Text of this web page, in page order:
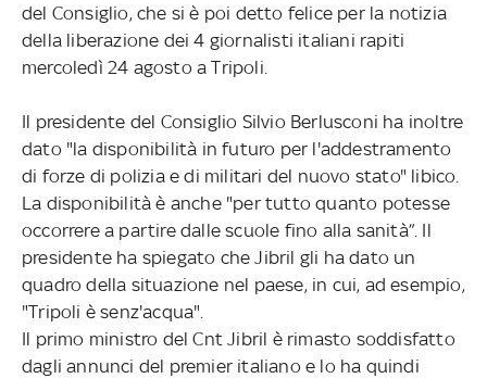
del Consiglio, che si è poi detto felice per la notizia
della liberazione dei 4 giornalisti italiani rapiti
mercoledì 24 agosto a Tripoli.
Il presidente del Consiglio Silvio Berlusconi ha inoltre
dato "la disponibilità in futuro per l'addestramento
di forze di polizia e di militari del nuovo stato" libico.
La disponibilità è anche "per tutto quanto potesse
occorrere a partire dalle scuole fino alla sanità”. Il
presidente ha spiegato che Jibril gli ha dato un
quadro della situazione nel paese, in cui, ad esempio,
"Tripoli è senz'acqua".
Il primo ministro del Cnt Jibril è rimasto soddisfatto
dagli annunci del premier italiano e lo ha quindi